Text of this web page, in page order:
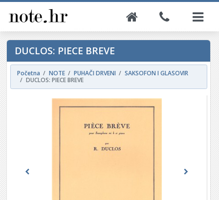
DUCLOS: PIECE BREVE
Početna NOTE PUHAČI DRVENI
SAKSOFON I GLASOVIR
DUCLOS: PIECE BREVE
Previous Next